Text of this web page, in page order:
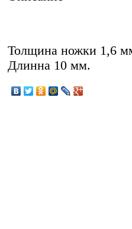
Толщина ножки 1,6
Длинна 10 мм.